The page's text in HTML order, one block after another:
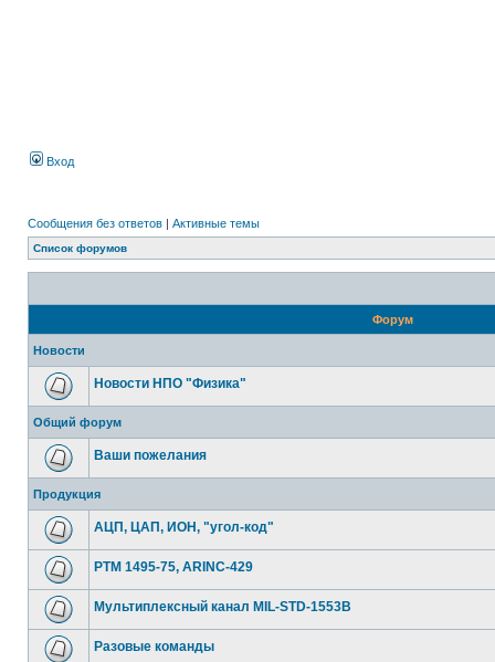
Вход
Сообщения без ответов | Активные темы
Список форумов
Форум
Новости
Новости НПО "Физика"
Общий форум
Ваши пожелания
Продукция
АЦП, ЦАП, ИОН, "угол-код"
РТМ 1495-75, ARINC-429
Мультиплексный канал MIL-STD-1553B
Разовые команды